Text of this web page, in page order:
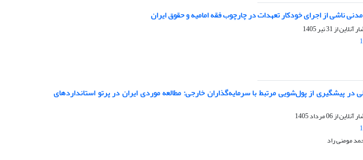
ناشی از اجرای خودکار تعهدات در چارچوب فقه امامیه و حقوق ایران
آنلاین از31 تیر 1405
در پیشگیری از پول‌شویی مرتبط با سرمایه‌گذاران خارجی: مطالعه موردی ایران در پرتو استانداردهای
آنلاین از06 مرداد 1405
مومنی راد